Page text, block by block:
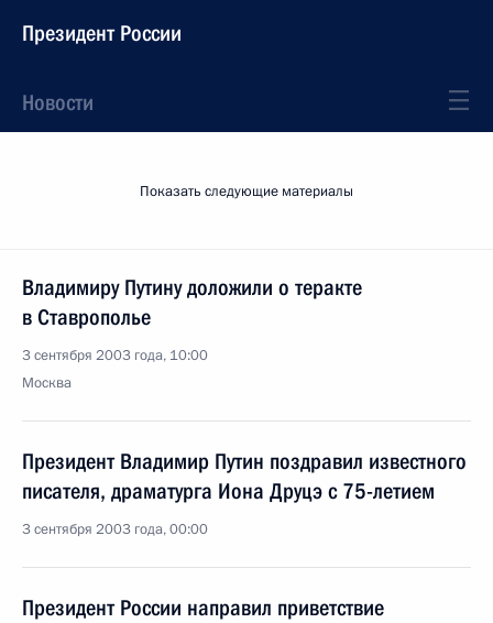
Президент России
Новости
Показать следующие материалы
Владимиру Путину доложили о теракте
в Ставрополье
3 сентября 2003 года, 10:00
Москва
Президент Владимир Путин поздравил известного
писателя, драматурга Иона Друцэ с 75-летием
3 сентября 2003 года, 00:00
Президент России направил приветствие